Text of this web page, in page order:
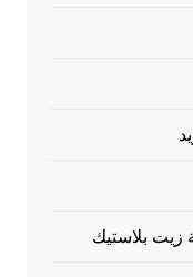
زيت بلاستيك